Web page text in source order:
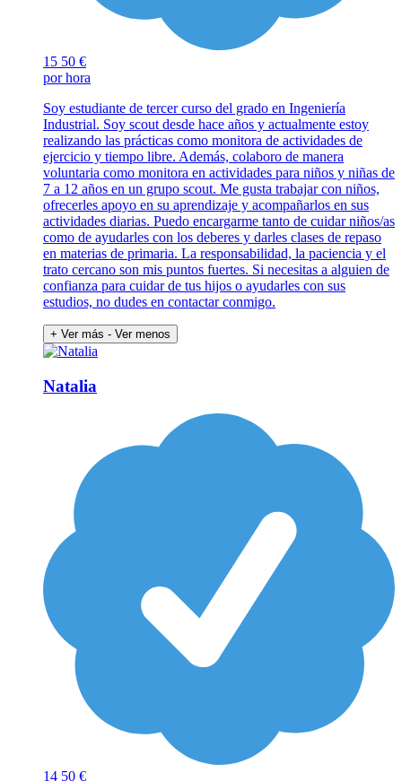
15 50 €
por hora
Soy estudiante de tercer curso del grado en Ingeniería
Industrial. Soy scout desde hace años y actualmente estoy
realizando las prácticas como monitora de actividades de
ejercicio y tiempo libre. Además, colaboro de manera
voluntaria como monitora en actividades para niños y niñas de
7 a 12 años en un grupo scout. Me gusta trabajar con niños,
ofrecerles apoyo en su aprendizaje y acompañarlos en sus
actividades diarias. Puedo encargarme tanto de cuidar niños/as
como de ayudarles con los deberes y darles clases de repaso
en materias de primaria. La responsabilidad, la paciencia y el
trato cercano son mis puntos fuertes. Si necesitas a alguien de
confianza para cuidar de tus hijos o ayudarles con sus
estudios, no dudes en contactar conmigo.
+ Ver más - Ver menos
Natalia
14 50 €